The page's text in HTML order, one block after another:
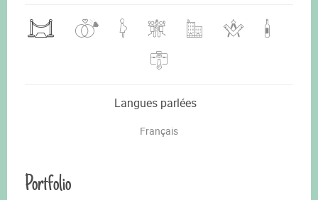
Langues parlées
Français
Portfolio